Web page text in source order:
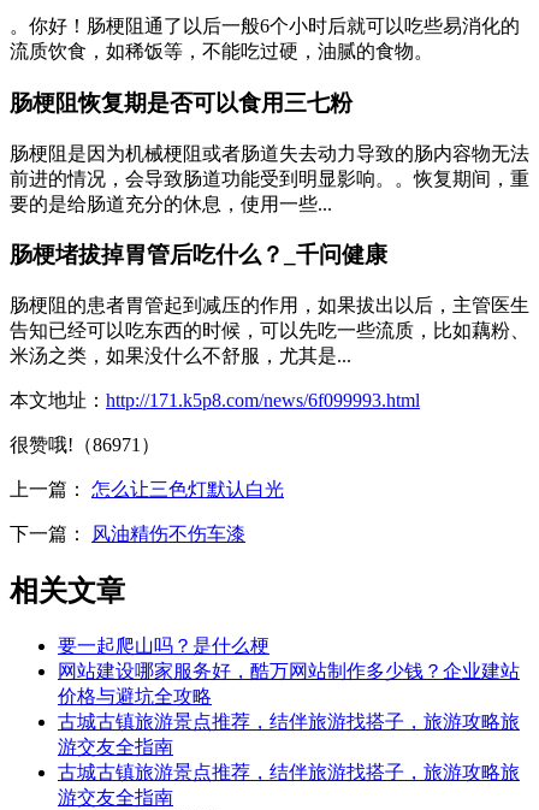
。你好！肠梗阻通了以后一般6个小时后就可以吃些易消化的
流质饮食，如稀饭等，不能吃过硬，油腻的食物。
肠梗阻恢复期是否可以食用三七粉
肠梗阻是因为机械梗阻或者肠道失去动力导致的肠内容物无法
前进的情况，会导致肠道功能受到明显影响。。恢复期间，重
要的是给肠道充分的休息，使用一些...
肠梗堵拔掉胃管后吃什么？_千问健康
肠梗阻的患者胃管起到减压的作用，如果拔出以后，主管医生
告知已经可以吃东西的时候，可以先吃一些流质，比如藕粉、
米汤之类，如果没什么不舒服，尤其是...
本文地址： http://171.k5p8.com/news/6f099993.html
很赞哦!（86971）
上一篇： 怎么让三色灯默认白光
下一篇： 风油精伤不伤车漆
相关文章
要一起爬山吗？是什么梗
网站建设哪家服务好，酷万网站制作多少钱？企业建站
价格与避坑全攻略
古城古镇旅游景点推荐，结伴旅游找搭子，旅游攻略旅
游交友全指南
古城古镇旅游景点推荐，结伴旅游找搭子，旅游攻略旅
游交友全指南